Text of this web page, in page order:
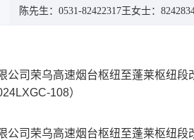
陈先生：0531-82422317王女士：
公司荣乌高速烟台枢纽至蓬莱枢纽
108）
公司 荣乌高速烟台枢纽至蓬莱枢纽